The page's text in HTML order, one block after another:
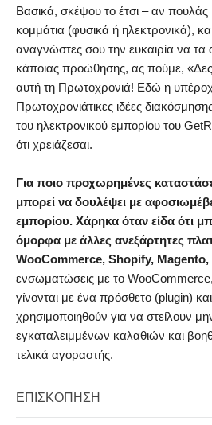
Βασικά, σκέψου το έτσι – αν πουλάς
κομμάτια (φυσικά ή ηλεκτρονικά),
αναγνώστες σου την ευκαιρία να
κάποιας προώθησης, ας πούμε,
αυτή τη Πρωτοχρονιά! Εδώ η
Πρωτοχρονιάτικες ιδέες
του ηλεκτρονικού εμπορίου του
ότι χρειάζεσαι.
Για ποιο προχωρημένες
μπορεί να δουλέψει με
εμπορίου. Χάρηκα όταν είδα ότι
όμορφα με άλλες ανεξάρτητες
WooCommerce, Shopify, Magento,
ενσωματώσεις με το
γίνονται με ένα πρόσθετο (plugin)
χρησιμοποιηθούν για να στείλουν
εγκαταλειμμένων καλαθιών και
τελικά αγοραστής.
ΕΠΙΣΚΌΠΗΣΗ